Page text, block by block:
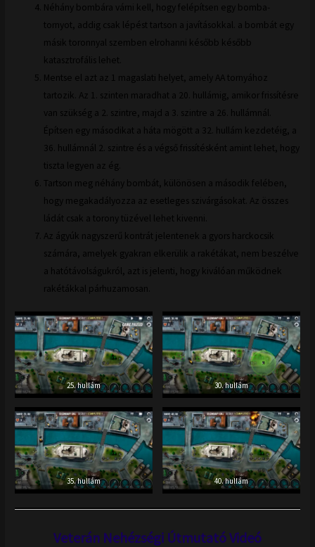
Néhány bombára várni kell, hogy felépítsen egy bomba-
tornyot, addig csak lépést tartson a javításokkal. a bombát egy
másik toronnyal szemben elrohanni később később
katasztrofális lehet.
Mentse el azt az 1 magaslati helyet, amely AA tornyához
tartozik. Az 1. szinten maradhat a 20. hullámig, amikor frissítésre
van szükség a 2. szintre, majd a 3. szintre a 26. hullámnál.
Építsen egy másodikat a háta mögött a 32. hullám kezdetéig, a
36. hullámnál 2. szintre és a végső frissítésként amint lehet, hogy
tiszta legyen az ég.
Tartson meg néhány bombát, különösen a második felében,
hogy megakadályozza az esetleges szivárgásokat. Az összes
ládát csak a torony tüzével lehet kivenni.
Az ágyúk nagyszerű kontrát jelentenek a gyors harckocsik
számára, amelyek gyakran elkerülik a rakétákat, nem beszélve
a hatótávolságukról, azt is jelenti, hogy kiválóan működnek
rakétákkal párhuzamosan.
25. hullám 30. hullám
35. hullám 40. hullám
Veterán Nehézségi Útmutató Videó